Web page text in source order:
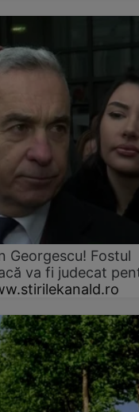
Georgescu! Fostul
va fi judecat